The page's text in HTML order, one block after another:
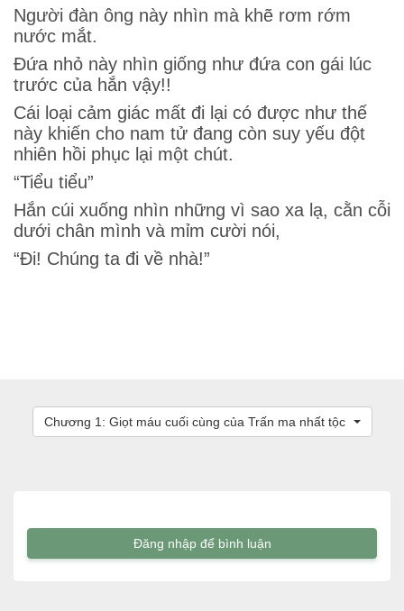
Người đàn ông này nhìn mà khẽ rơm rớm
nước mắt.
Đứa nhỏ này nhìn giống như đứa con gái lúc
trước của hắn vậy!!
Cái loại cảm giác mất đi lại có được như thế
này khiến cho nam tử đang còn suy yếu đột
nhiên hồi phục lại một chút.
“Tiểu tiểu”
Hắn cúi xuống nhìn những vì sao xa lạ, cằn cỗi
dưới chân mình và mỉm cười nói,
“Đi! Chúng ta đi về nhà!”
Chương 1: Giọt máu cuối cùng của Trấn ma nhất tộc
Đăng nhập để bình luận